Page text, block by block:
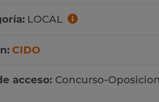
LOCAL
CIDO
acceso: Concurso-Oposicion